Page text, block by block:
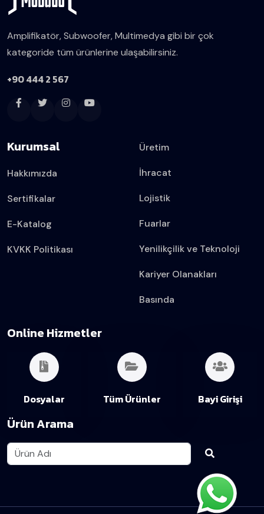
Amplifikatör, Subwoofer, Multimedya gibi bir çok
kategoride tüm ürünlerine ulaşabilirsiniz.
+90 444 2 567
Kurumsal
Hakkımızda
Sertifikalar
E-Katalog
KVKK Politikası
Üretim
İhracat
Lojistik
Fuarlar
Yenilikçilik ve Teknoloji
Kariyer Olanakları
Basında
Online Hizmetler
Dosyalar Tüm Ürünler Bayi Girişi
Ürün Arama